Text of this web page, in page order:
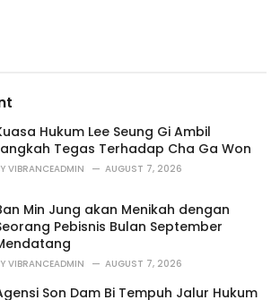
Hukum Lee Seung Gi Ambil
Tegas Terhadap Cha Ga Won
VIBRANCEADMIN AUGUST 7, 2026
Min Jung akan Menikah dengan
Pebisnis Bulan September
VIBRANCEADMIN AUGUST 7, 2026
Son Dam Bi Tempuh Jalur Hukum